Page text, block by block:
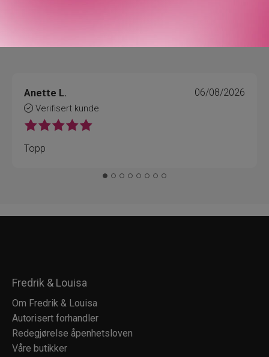
Anette L.
Verifisert kunde
06/08/2026
Topp
Fredrik & Louisa
Om Fredrik & Louisa
Autorisert forhandler
Redegjørelse åpenhetsloven
Våre butikker